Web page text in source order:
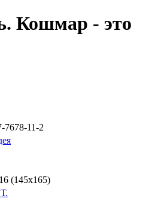
Кошмар - это
7678-11-2
(145х165)